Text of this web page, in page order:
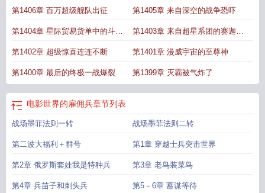
名电影世界的雇佣兵免费阅读电影世界的雇佣兵zip电影世界的雇佣兵作者小
兵组织排行榜电影世界的雇佣兵免费观看雇佣兵世界大战世界著名的雇佣兵组
织世界雇佣兵公司
第1406章 百万超级舰队出征 第1405章 来自深空的战争恐吓
第1404章 星际贸易货单中的斗气
武魂幻兽
第1403章 来自超星系团的赛迦神
庭
第1402章 超级惊喜连连不断 第1401章 漫威宇宙的至尊神
第1400章 最后的终极一战爆裂 第1399章 灭霸被气炸了
电影世界的雇佣兵章节列表
战场墨菲法则一转 战场墨菲法则二转
第二波大福利＋群号 第1章 穿越士兵突击世界
第2章 俄罗斯套娃我是特种兵 第3章 老鸟装菜鸟
第4章 兵苗子和刺头兵 第5－6章 蓄谋等待